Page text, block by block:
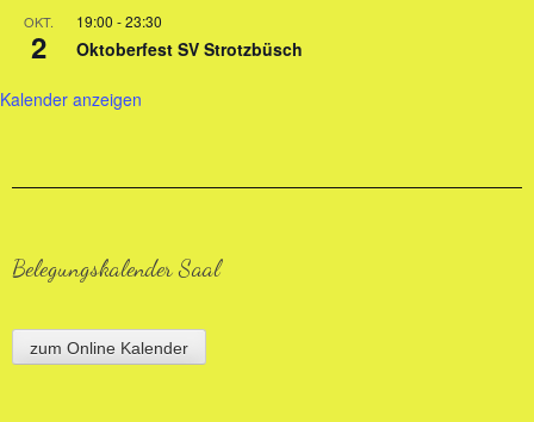
OKT.
2
19:00 -23:30
Oktoberfest SV Strotzbüsch
Kalender anzeigen
Belegungskalender Saal
zum Online Kalender